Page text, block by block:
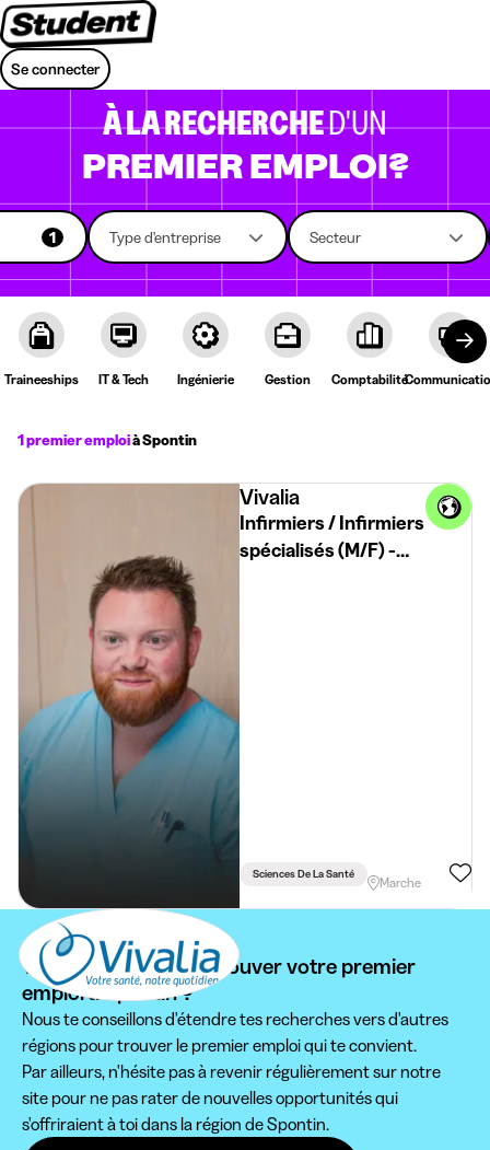
Se connecter
À LA RECHERCHED'UN
PREMIER EMPLOI?
1 Type d'entreprise Secteur
Traineeships IT & Tech Ingénierie Gestion Comptabilité
1 premier emploià Spontin
Vivalia
Infirmiers / Infirmiers
spécialisés (M/F) -
Sciences De La Santé
Marche
Vous ne pouvez pas trouver votre premier
emploi à Spontin ?
Nous te conseillons d'étendre tes recherches vers d'autres
régions pour trouver le premier emploi qui te convient.
Par ailleurs, n'hésite pas à revenir régulièrement sur notre
site pour ne pas rater de nouvelles opportunités qui
s'offriraient à toi dans la région de Spontin.